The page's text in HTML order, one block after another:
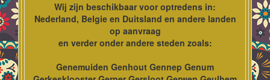
Wij zijn beschikbaar voor optredens in:
Nederland, Belgie en Duitsland en andere landen
op aanvraag
en verder onder andere steden zoals:
Genemuiden Genhout Gennep Genum